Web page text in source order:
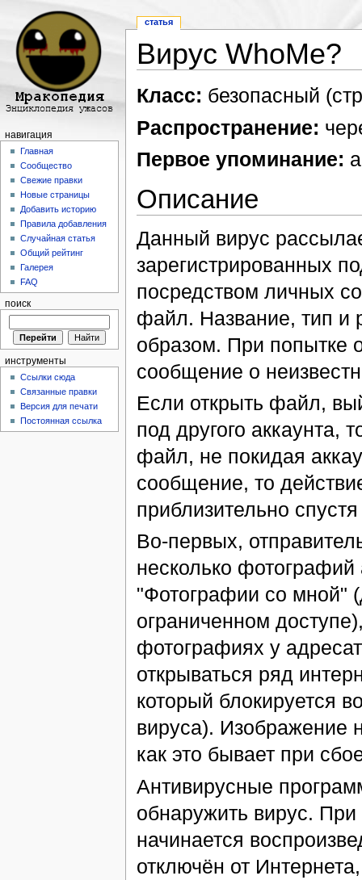
Вирус WhoMe?
Класс: безопасный
Распространение:
Первое упоминание:
Описание
Данный вирус
зарегистрированных
посредством личных
файл. Название, тип и
образом. При попытке
сообщение о
Если открыть файл,
под другого аккаунта,
файл, не покидая
сообщение, то
приблизительно спустя
Во-первых,
несколько
"Фотографии со мной"
ограниченном
фотографиях у
открываться ряд
который блокируется
вируса). Изображение
как это бывает при
Антивирусные
обнаружить вирус.
начинается
отключён от
статья
навигация
Главная
Сообщество
Свежие правки
Новые страницы
Добавить историю
Правила добавления
Случайная статья
Общий рейтинг
Галерея
FAQ
поиск
инструменты
Ссылки сюда
Связанные правки
Версия для печати
Постоянная ссылка